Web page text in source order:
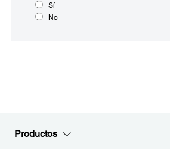
Sí
No
Productos